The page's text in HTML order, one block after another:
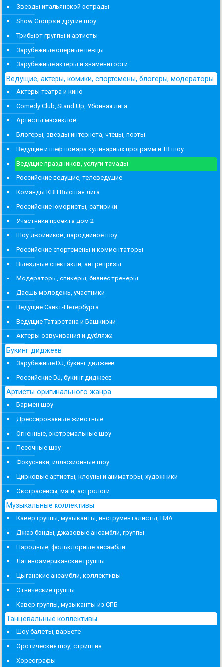
Звезды итальянской эстрады
Show Groups и другие шоу
Трибьют группы и артисты
Зарубежные оперные певцы
Зарубежные актеры и знаменитости
Ведущие, актеры, комики, спортсмены, блогеры, модераторы
Актеры театра и кино
Comedy Club, Stand Up, Убойная лига
Артисты мюзиклов
Блогеры, звезды интернета, чтецы, поэты
Ведущие и шеф повара кулинарных программ и ТВ шоу
Ведущие праздников, услуги тамады
Российские ведущие, телеведущие
Команды КВН Высшая лига
Российские юмористы, сатирики
Участники проекта дом 2
Шоу двойников, пародийное шоу
Российские спортсмены и комментаторы
Выездные спектакли, антрепризы
Модераторы, спикеры, бизнес тренеры
Даешь молодежь, участники
Ведущие Санкт-Петербурга
Ведущие Татарстана и Башкирии
Актеры озвучивания и дубляжа
Букинг диджеев
Зарубежные DJ, букинг диджеев
Российские DJ, букинг диджеев
Артисты оригинального жанра
Бармен шоу
Дрессированные животные
Огненные, экстремальные шоу
Песочные шоу
Фокусники, иллюзионные шоу
Цирковые артисты, клоуны и аниматоры, художники
Экстрасенсы, маги, астрологи
Музыкальные коллективы
Кавер группы, музыканты, инструменталисты, ВИА
Джаз бэнды, джазовые ансамбли, группы
Народные, фольклорные ансамбли
Латиноамериканские группы
Цыганские ансамбли, коллективы
Этнические группы
Кавер группы, музыканты из СПБ
Танцевальные коллективы
Шоу балеты, варьете
Эротические шоу, стриптиз
Хореографы